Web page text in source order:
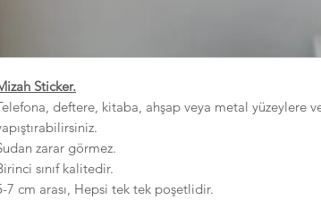
Sticker.
deftere, kitaba, ahşap veya metal yüzeylere
zarar görmez.
sınıf kalitedir.
7 cm arası, Hepsi tek tek poşetlidir.